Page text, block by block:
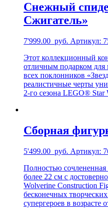
Снежный
Сжигатель»
7'999.00 руб. Артикул:
Этот коллекционный
отличным подарком для
всех поклонников
реалистичные черты
2-го сезона LEGO®
Сборная
5'499.00 руб. Артикул:
Полностью
более 22 см с
Wolverine Construction
бесконечных
супергероев в возрасте